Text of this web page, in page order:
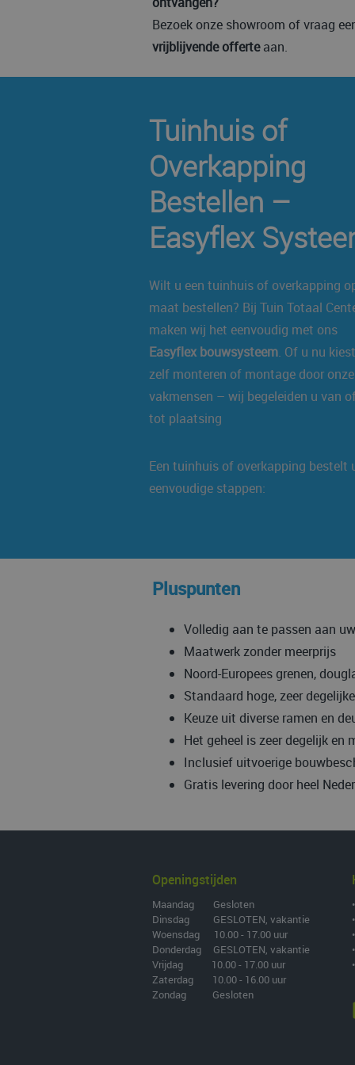
Bezoek onze showroom of vraag
vrijblijvende offerteaan.
Tuinhuis of
Overkapping
Bestellen –
Easyflex
Wilt u een tuinhuis of overkapping
maat bestellen? Bij Tuin Totaal
maken wij het eenvoudig met ons
Easyflex bouwsysteem. Of u nu
zelf monteren of montage door onze
vakmensen – wij begeleiden u van
tot plaatsing
Een tuinhuis of overkapping bestelt
eenvoudige stappen:
Pluspunten
Volledig aan te passen aan
Maatwerk zonder meerprijs
Noord-Europees grenen,
Standaard hoge, zeer
Keuze uit diverse ramen en
Het geheel is zeer degelijk en
Inclusief uitvoerige
Gratis levering door heel
Openingstijden
Maandag Gesloten
Dinsdag GESLOTEN, vakantie
Woensdag 10.00 - 17.00 uur
Donderdag GESLOTEN, vakantie
Vrijdag 10.00 - 17.00 uur
Zaterdag 10.00 - 16.00 uur
Zondag Gesloten
•
•
•
•
•